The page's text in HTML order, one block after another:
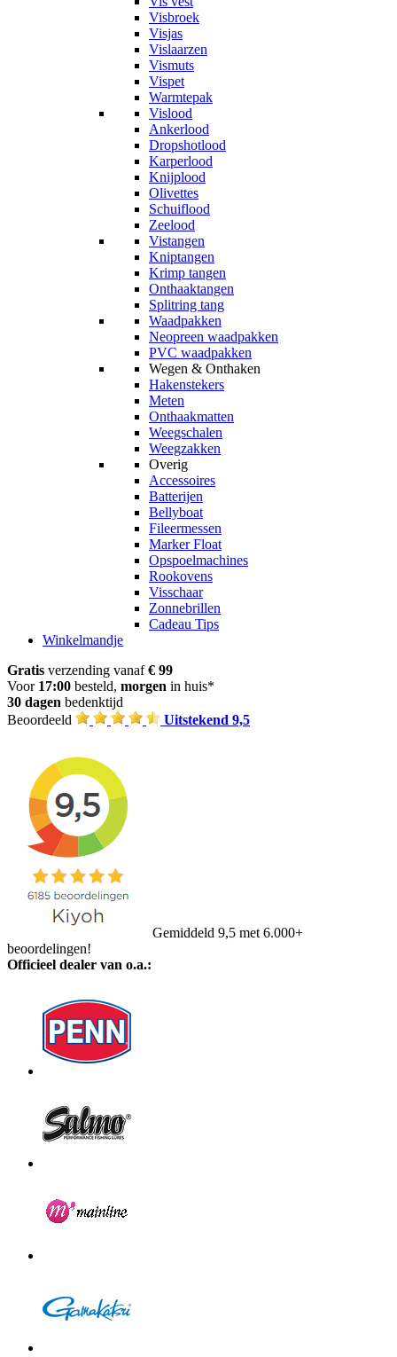
Visbroek
Visjas
Vislaarzen
Vismuts
Vispet
Warmtepak
Vislood
Ankerlood
Dropshotlood
Karperlood
Knijplood
Olivettes
Schuiflood
Zeelood
Vistangen
Kniptangen
Krimp tangen
Onthaaktangen
Splitring tang
Waadpakken
Neopreen waadpakken
PVC waadpakken
Wegen & Onthaken
Hakenstekers
Meten
Onthaakmatten
Weegschalen
Weegzakken
Overig
Accessoires
Batterijen
Bellyboat
Fileermessen
Marker Float
Opspoelmachines
Rookovens
Visschaar
Zonnebrillen
Cadeau Tips
Winkelmandje
Gratis verzending vanaf€ 99
Voor 17:00 besteld, morgen in huis*
30 dagen bedenktijd
Beoordeeld
Uitstekend 9,5
Gemiddeld 9,5 met 6.000+
beoordelingen!
Officieel dealer van o.a.: